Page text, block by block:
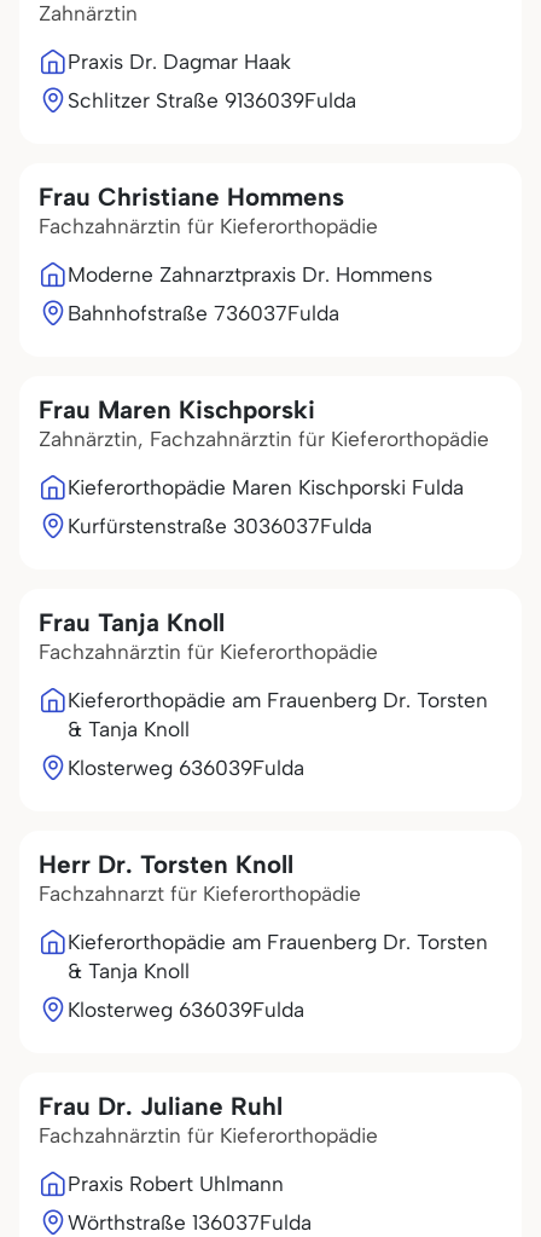
Zahnärztin
Praxis Dr. Dagmar Haak
Schlitzer Straße 9136039Fulda
Frau Christiane Hommens
Fachzahnärztin für Kieferorthopädie
Moderne Zahnarztpraxis Dr. Hommens
Bahnhofstraße 736037Fulda
Frau Maren Kischporski
Zahnärztin, Fachzahnärztin für Kieferorthopädie
Kieferorthopädie Maren Kischporski Fulda
Kurfürstenstraße 3036037Fulda
Frau Tanja Knoll
Fachzahnärztin für Kieferorthopädie
Kieferorthopädie am Frauenberg Dr. Torsten
& Tanja Knoll
Klosterweg 636039Fulda
Herr Dr. Torsten Knoll
Fachzahnarzt für Kieferorthopädie
Kieferorthopädie am Frauenberg Dr. Torsten
& Tanja Knoll
Klosterweg 636039Fulda
Frau Dr. Juliane Ruhl
Fachzahnärztin für Kieferorthopädie
Praxis Robert Uhlmann
Wörthstraße 136037Fulda